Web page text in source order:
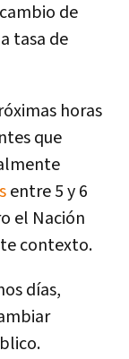
de
tasa de
horas
que
entre 5 y 6
el Nación
contexto.
dí­as,